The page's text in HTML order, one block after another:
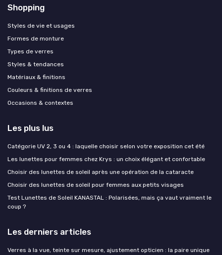
Shopping
Styles de vie et usages
Formes de monture
Types de verres
Styles & tendances
Matériaux & finitions
Couleurs & finitions de verres
Occasions & contextes
Les plus lus
Catégorie UV 2, 3 ou 4 : laquelle choisir selon votre exposition cet été
Les lunettes pour femmes chez Krys : un choix élégant et confortable
Choisir des lunettes de soleil après une opération de la cataracte
Choisir des lunettes de soleil pour femmes aux petits visages
Test Lunettes de Soleil KANASTAL : Polarisées, mais ça vaut vraiment le
coup ?
Les derniers articles
Verres à la vue, teinte sur mesure, ajustement opticien : la paire unique